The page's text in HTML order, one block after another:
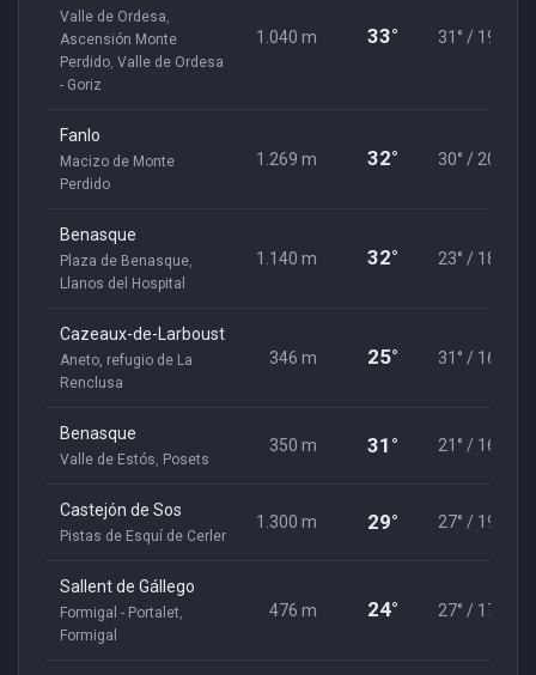
Valle de Ordesa,
Ascensión Monte
Perdido, Valle de Ordesa
- Goriz
1.040 m 33° 31° / 19°
Fanlo
Macizo de Monte
Perdido
1.269 m 32° 30° / 20°
Benasque
Plaza de Benasque,
Llanos del Hospital
1.140 m 32° 23° / 18°
Cazeaux-de-Larboust
Aneto, refugio de La
Renclusa
346 m 25° 31° / 16°
Benasque
Valle de Estós, Posets
350 m 31° 21° / 16°
Castejón de Sos
Pistas de Esquí de Cerler
1.300 m 29° 27° / 19°
Sallent de Gállego
Formigal - Portalet,
Formigal
476 m 24° 27° / 17°